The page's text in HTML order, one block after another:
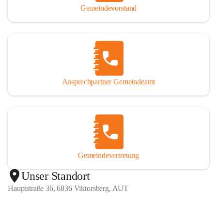
Gemeindevorstand
Ansprechpartner Gemeindeamt
Gemeindevertretung
Unser Standort
Hauptstraße 36, 6836 Viktorsberg, AUT